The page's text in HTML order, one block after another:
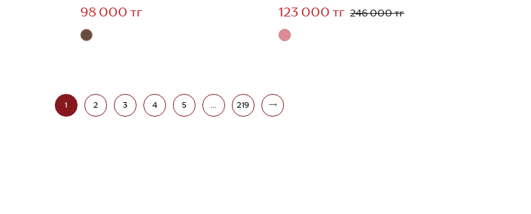
98 000 тг 123 000 тг 246 000 тг
1 2 3 4 5 219